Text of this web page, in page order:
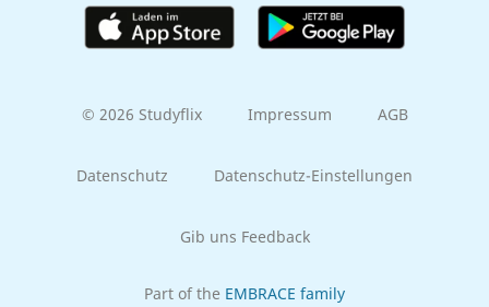
© 2026 Studyflix Impressum AGB
Datenschutz Datenschutz-Einstellungen
Gib uns Feedback
Part of the EMBRACE family